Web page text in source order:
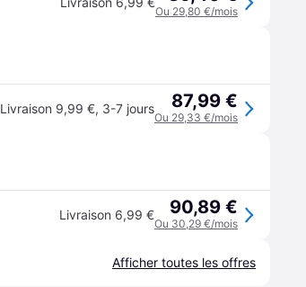
Ou 29,80 €/mois
Livraison 9,99 €, 3-7 jours 87,99 €
Ou 29,33 €/mois
Livraison 6,99 € 90,89 €
Ou 30,29 €/mois
Afficher toutes les offres